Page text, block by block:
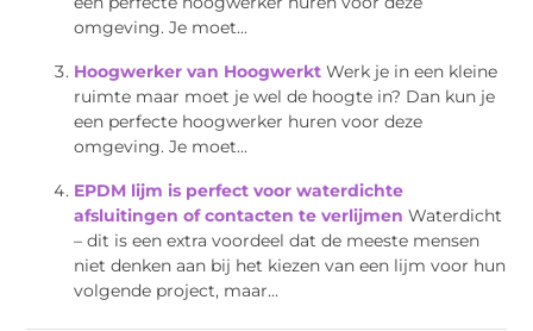
omgeving. Je moet...
Hoogwerker van Hoogwerkt Werk je in een kleine
ruimte maar moet je wel de hoogte in? Dan kun je
een perfecte hoogwerker huren voor deze
omgeving. Je moet...
EPDM lijm is perfect voor waterdichte
afsluitingen of contacten te verlijmen Waterdicht
– dit is een extra voordeel dat de meeste mensen
niet denken aan bij het kiezen van een lijm voor hun
volgende project, maar...